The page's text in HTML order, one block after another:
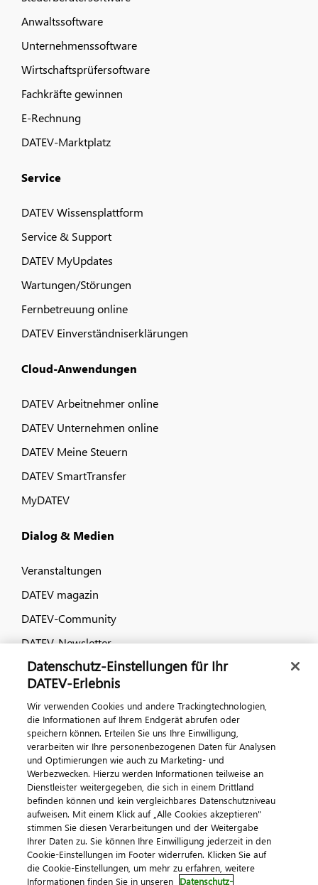
Anwaltssoftware
Unternehmenssoftware
Wirtschaftsprüfersoftware
Fachkräfte gewinnen
E-Rechnung
DATEV-Marktplatz
Service
DATEV Wissensplattform
Service & Support
DATEV MyUpdates
Wartungen/Störungen
Fernbetreuung online
DATEV Einverständniserklärungen
Cloud-Anwendungen
DATEV Arbeitnehmer online
DATEV Unternehmen online
DATEV Meine Steuern
DATEV SmartTransfer
MyDATEV
Dialog & Medien
Veranstaltungen
DATEV magazin
DATEV-Community
DATEV-Newsletter
Kontaktieren Sie uns
© 2026 DATEV eG
ImpressumDatenschutzAGB Kontakt
Cookie-Einstellungen
Datenschutz-Einstellungen für Ihr
DATEV-Erlebnis
Wir verwenden Cookies und andere Trackingtechnologien,
die Informationen auf Ihrem Endgerät abrufen oder
speichern können. Erteilen Sie uns Ihre Einwilligung,
verarbeiten wir Ihre personenbezogenen Daten für Analysen
und Optimierungen wie auch zu Marketing- und
Werbezwecken. Hierzu werden Informationen teilweise an
Dienstleister weitergegeben, die sich in einem Drittland
befinden können und kein vergleichbares Datenschutzniveau
aufweisen. Mit einem Klick auf „Alle Cookies akzeptieren"
stimmen Sie diesen Verarbeitungen und der Weitergabe
Ihrer Daten zu. Sie können Ihre Einwilligung jederzeit in den
Cookie-Einstellungen im Footer widerrufen. Klicken Sie auf
die Cookie-Einstellungen, um mehr zu erfahren, weitere
Informationen finden Sie in unseren Datenschutz-